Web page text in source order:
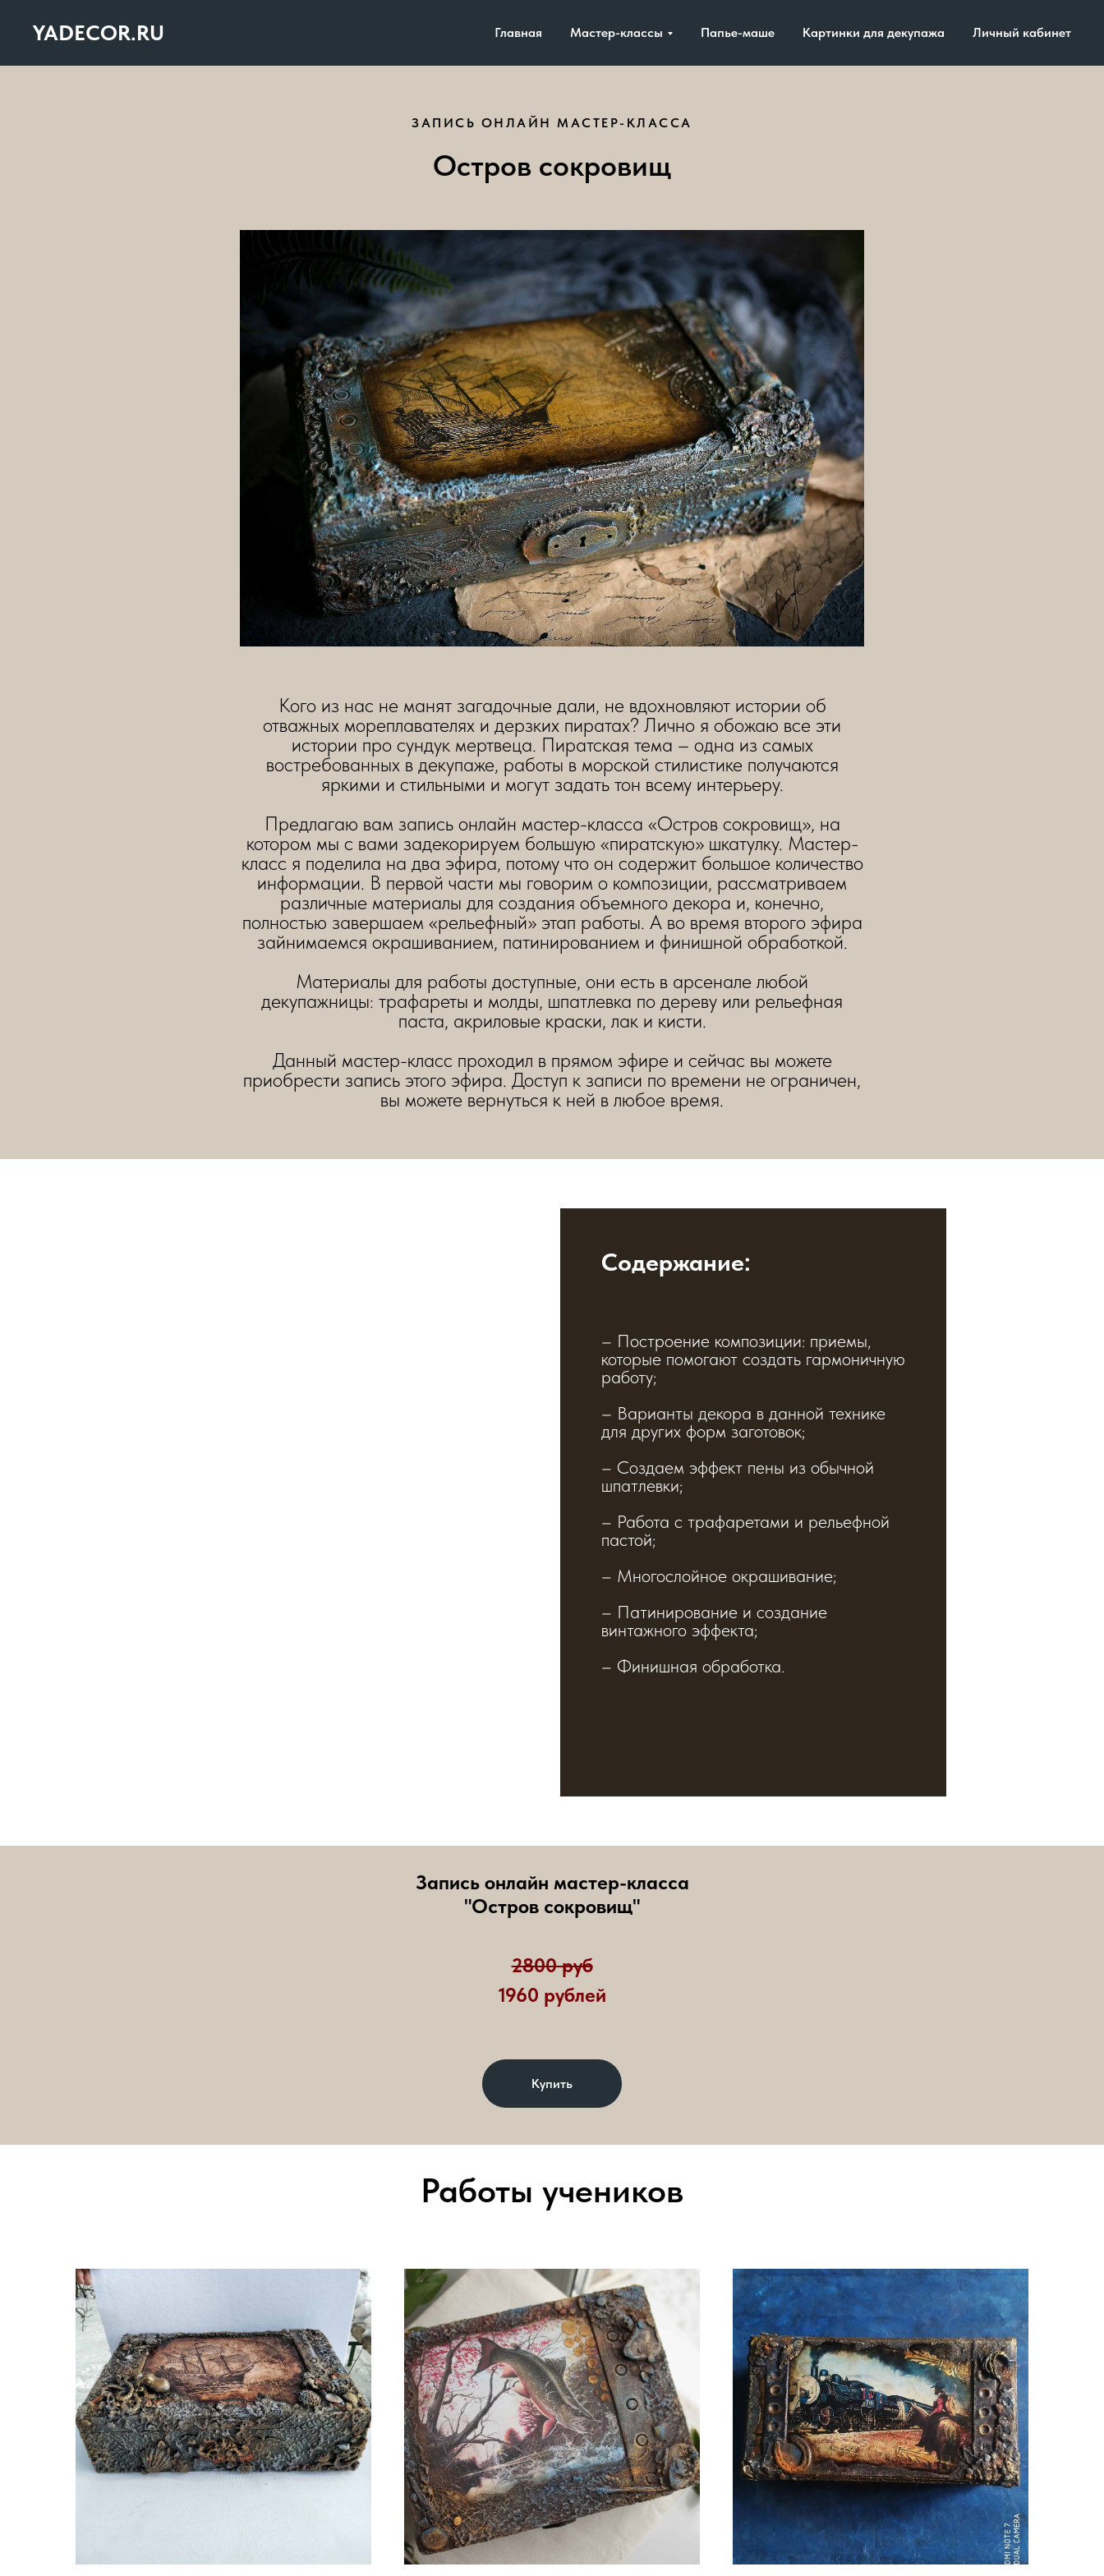
YADECOR.RU Главная Мастер-классы Папье-маше Картинки для декупажа Личный кабинет
ЗАПИСЬ ОНЛАЙН МАСТЕР-КЛАССА
Остров сокровищ
Кого из нас не манят загадочные дали, не вдохновляют истории об
отважных мореплавателях и дерзких пиратах? Лично я обожаю все эти
истории про сундук мертвеца. Пиратская тема – одна из самых
востребованных в декупаже, работы в морской стилистике получаются
яркими и стильными и могут задать тон всему интерьеру.
Предлагаю вам запись онлайн мастер-класса «Остров сокровищ», на
котором мы с вами задекорируем большую «пиратскую» шкатулку. Мастер-
класс я поделила на два эфира, потому что он содержит большое количество
информации. В первой части мы говорим о композиции, рассматриваем
различные материалы для создания объемного декора и, конечно,
полностью завершаем «рельефный» этап работы. А во время второго эфира
зайнимаемся окрашиванием, патинированием и финишной обработкой.
Материалы для работы доступные, они есть в арсенале любой
декупажницы: трафареты и молды, шпатлевка по дереву или рельефная
паста, акриловые краски, лак и кисти.
Данный мастер-класс проходил в прямом эфире и сейчас вы можете
приобрести запись этого эфира. Доступ к записи по времени не ограничен,
вы можете вернуться к ней в любое время.
Содержание:
– Построение композиции: приемы,
которые помогают создать гармоничную
работу;
– Варианты декора в данной технике
для других форм заготовок;
– Создаем эффект пены из обычной
шпатлевки;
– Работа с трафаретами и рельефной
пастой;
– Многослойное окрашивание;
– Патинирование и создание
винтажного эффекта;
– Финишная обработка.
Запись онлайн мастер-класса
"Остров сокровищ"
2800 руб
1960 рублей
Купить
Работы учеников